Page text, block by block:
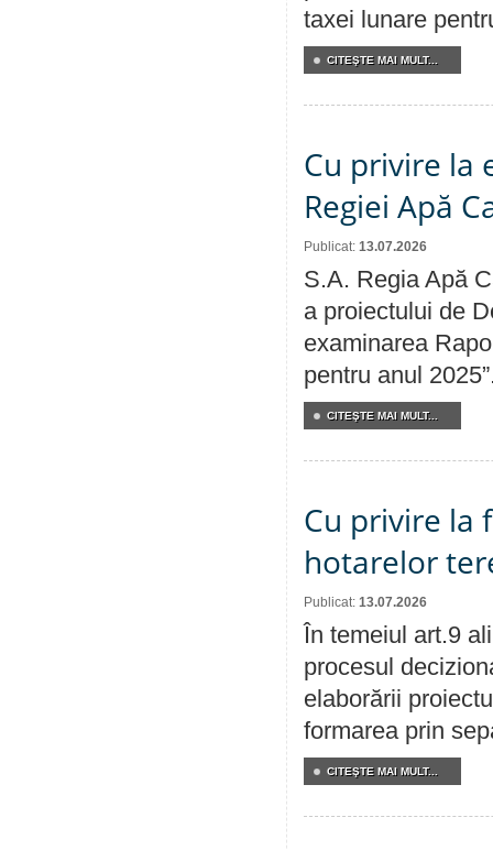
taxei lunare
CITEŞTE MAI MULT...
Cu privire la
Regiei Apă
Publicat: 13.07.2026
S.A. Regia Apă
a proiectului de
examinarea
pentru anul
CITEŞTE MAI MULT...
Cu privire la
hotarelor
Publicat: 13.07.2026
În temeiul art.9
procesul
elaborării
formarea prin
CITEŞTE MAI MULT...